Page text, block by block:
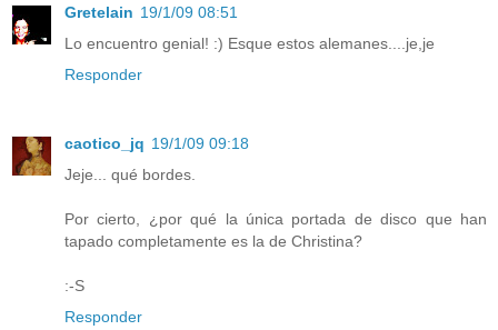
Gretelain 19/1/09 08:51
Lo encuentro genial! :) Esque estos alemanes....je,je
Responder
caotico_jq 19/1/09 09:18
Jeje... qué bordes.
Por cierto, ¿por qué la única portada de disco que han
tapado completamente es la de Christina?
:-S
Responder